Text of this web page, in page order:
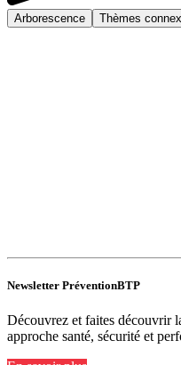
Arborescence Thèmes
Newsletter PréventionBTP
Découvrez et faites découvrir
approche santé, sécurité et